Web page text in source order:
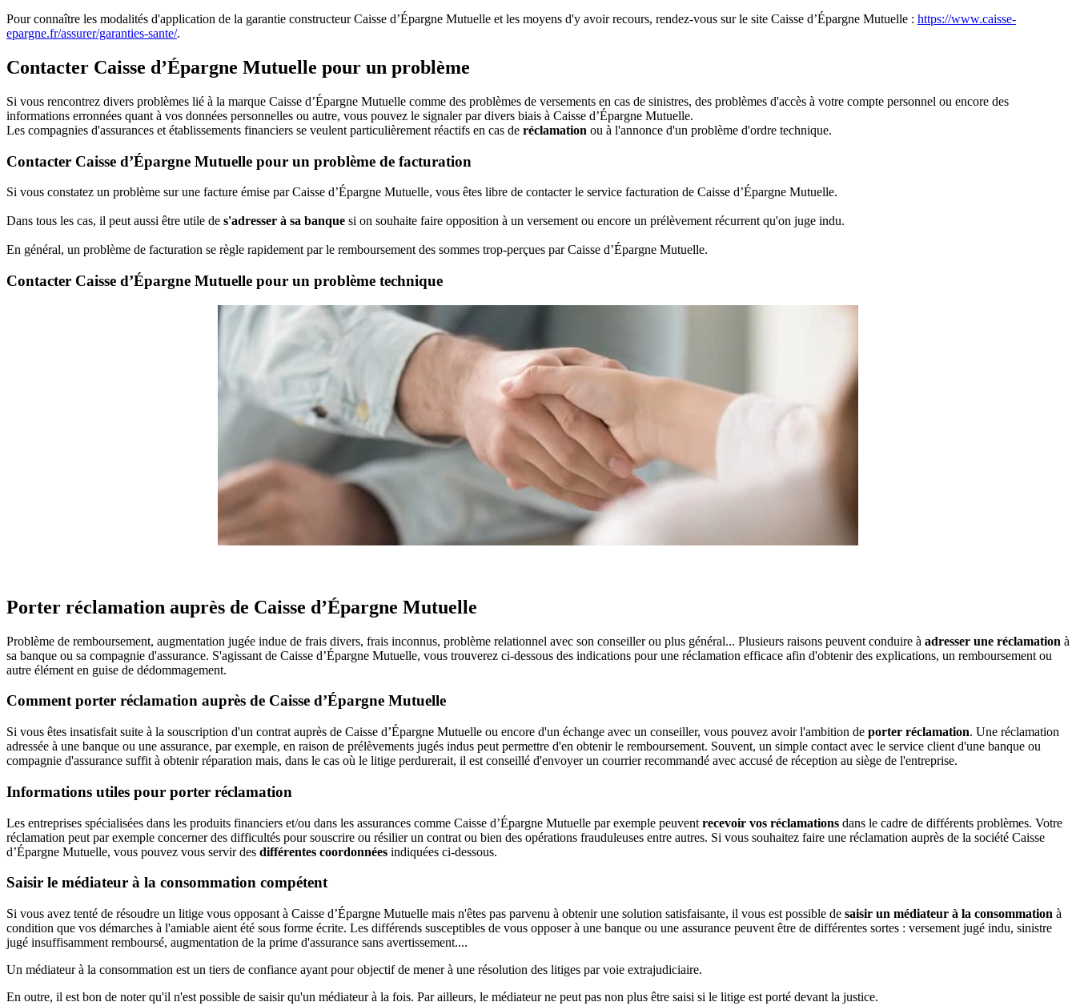
Pour connaître les modalités d'application de la garantie constructeur Caisse d’Épargne Mutuelle et les moyens d'y avoir recours, rendez-vous sur le site Caisse d’Épargne Mutuelle : https://www.caisse-
epargne.fr/assurer/garanties-sante/.
Contacter Caisse d’Épargne Mutuelle pour un problème
Si vous rencontrez divers problèmes lié à la marque Caisse d’Épargne Mutuelle comme des problèmes de versements en cas de sinistres, des problèmes d'accès à votre compte personnel ou encore des
informations erronnées quant à vos données personnelles ou autre, vous pouvez le signaler par divers biais à Caisse d’Épargne Mutuelle.
Les compagnies d'assurances et établissements financiers se veulent particulièrement réactifs en cas de réclamation ou à l'annonce d'un problème d'ordre technique.
Contacter Caisse d’Épargne Mutuelle pour un problème de facturation
Si vous constatez un problème sur une facture émise par Caisse d’Épargne Mutuelle, vous êtes libre de contacter le service facturation de Caisse d’Épargne Mutuelle.
Dans tous les cas, il peut aussi être utile de s'adresser à sa banque si on souhaite faire opposition à un versement ou encore un prélèvement récurrent qu'on juge indu.
En général, un problème de facturation se règle rapidement par le remboursement des sommes trop-perçues par Caisse d’Épargne Mutuelle.
Contacter Caisse d’Épargne Mutuelle pour un problème technique
Porter réclamation auprès de Caisse d’Épargne Mutuelle
Problème de remboursement, augmentation jugée indue de frais divers, frais inconnus, problème relationnel avec son conseiller ou plus général... Plusieurs raisons peuvent conduire à adresser une réclamation à
sa banque ou sa compagnie d'assurance. S'agissant de Caisse d’Épargne Mutuelle, vous trouverez ci-dessous des indications pour une réclamation efficace afin d'obtenir des explications, un remboursement ou
autre élément en guise de dédommagement.
Comment porter réclamation auprès de Caisse d’Épargne Mutuelle
Si vous êtes insatisfait suite à la souscription d'un contrat auprès de Caisse d’Épargne Mutuelle ou encore d'un échange avec un conseiller, vous pouvez avoir l'ambition de porter réclamation. Une réclamation
adressée à une banque ou une assurance, par exemple, en raison de prélèvements jugés indus peut permettre d'en obtenir le remboursement. Souvent, un simple contact avec le service client d'une banque ou
compagnie d'assurance suffit à obtenir réparation mais, dans le cas où le litige perdurerait, il est conseillé d'envoyer un courrier recommandé avec accusé de réception au siège de l'entreprise.
Informations utiles pour porter réclamation
Les entreprises spécialisées dans les produits financiers et/ou dans les assurances comme Caisse d’Épargne Mutuelle par exemple peuvent recevoir vos réclamations dans le cadre de différents problèmes. Votre
réclamation peut par exemple concerner des difficultés pour souscrire ou résilier un contrat ou bien des opérations frauduleuses entre autres. Si vous souhaitez faire une réclamation auprès de la société Caisse
d’Épargne Mutuelle, vous pouvez vous servir des différentes coordonnées indiquées ci-dessous.
Saisir le médiateur à la consommation compétent
Si vous avez tenté de résoudre un litige vous opposant à Caisse d’Épargne Mutuelle mais n'êtes pas parvenu à obtenir une solution satisfaisante, il vous est possible de saisir un médiateur à la consommation à
condition que vos démarches à l'amiable aient été sous forme écrite. Les différends susceptibles de vous opposer à une banque ou une assurance peuvent être de différentes sortes : versement jugé indu, sinistre
jugé insuffisamment remboursé, augmentation de la prime d'assurance sans avertissement....
Un médiateur à la consommation est un tiers de confiance ayant pour objectif de mener à une résolution des litiges par voie extrajudiciaire.
En outre, il est bon de noter qu'il n'est possible de saisir qu'un médiateur à la fois. Par ailleurs, le médiateur ne peut pas non plus être saisi si le litige est porté devant la justice.